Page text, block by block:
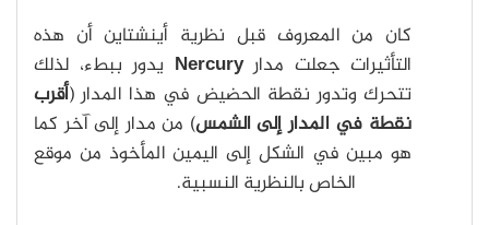
كان من المعروف قبل نظرية أينشتاين أن هذه
التأثيرات جعلت مدارNercury يدور ببطء، لذلك
تتحرك وتدور نقطة الحضيض في هذا المدار (أقرب
نقطة في المدار إلى الشمس) من مدار إلى آخر كما
هو مبين في الشكل إلى اليمين المأخوذ من موقع
الخاص بالنظرية النسبية.